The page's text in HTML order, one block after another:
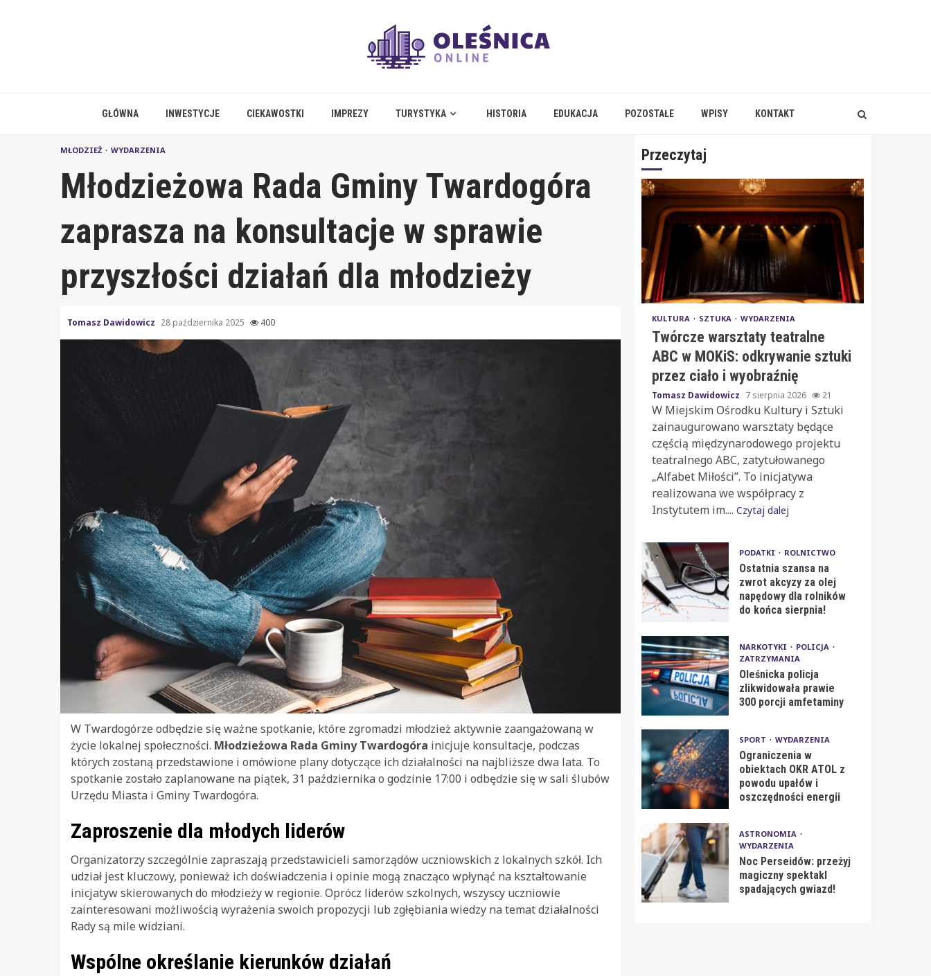
GŁÓWNA INWESTYCJE CIEKAWOSTKI IMPREZY TURYSTYKA HISTORIA EDUKACJA POZOSTAŁE WPISY KONTAKT
MŁODZIEŻ WYDARZENIA
Młodzieżowa Rada Gminy Twardogóra
zaprasza na konsultacje w sprawie
przyszłości działań dla młodzieży
Tomasz Dawidowicz 28 października 2025 400
W Twardogórze odbędzie się ważne spotkanie, które zgromadzi młodzież aktywnie zaangażowaną w
życie lokalnej społeczności. Młodzieżowa Rada Gminy Twardogóra inicjuje konsultacje, podczas
których zostaną przedstawione i omówione plany dotyczące ich działalności na najbliższe dwa lata. To
spotkanie zostało zaplanowane na piątek, 31 października o godzinie 17:00 i odbędzie się w sali ślubów
Urzędu Miasta i Gminy Twardogóra.
Zaproszenie dla młodych liderów
Organizatorzy szczególnie zapraszają przedstawicieli samorządów uczniowskich z lokalnych szkół. Ich
udział jest kluczowy, ponieważ ich doświadczenia i opinie mogą znacząco wpłynąć na kształtowanie
inicjatyw skierowanych do młodzieży w regionie. Oprócz liderów szkolnych, wszyscy uczniowie
zainteresowani możliwością wyrażenia swoich propozycji lub zgłębiania wiedzy na temat działalności
Rady są mile widziani.
Wspólne określanie kierunków działań
Przeczytaj
KULTURA SZTUKA WYDARZENIA
Twórcze warsztaty teatralne
ABC w MOKiS: odkrywanie sztuki
przez ciało i wyobraźnię
Tomasz Dawidowicz 7 sierpnia 2026 21
W Miejskim Ośrodku Kultury i Sztuki
zainaugurowano warsztaty będące
częścią międzynarodowego projektu
teatralnego ABC, zatytułowanego
„Alfabet Miłości”. To inicjatywa
realizowana we współpracy z
Instytutem im.... Czytaj dalej
PODATKI ROLNICTWO
Ostatnia szansa na
zwrot akcyzy za olej
napędowy dla rolników
do końca sierpnia!
NARKOTYKI
POLICJA
ZATRZYMANIA
Oleśnicka policja
zlikwidowała prawie
300 porcji amfetaminy
SPORT WYDARZENIA
Ograniczenia w
obiektach OKR ATOL z
powodu upałów i
oszczędności energii
ASTRONOMIA
WYDARZENIA
Noc Perseidów: przeżyj
magiczny spektakl
spadających gwiazd!